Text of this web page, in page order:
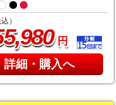
）
,980円
詳細・購入へ